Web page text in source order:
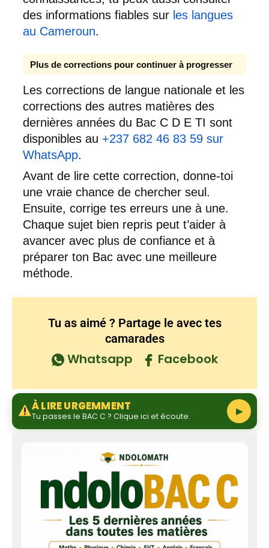
des informations fiables sur les langues
au Cameroun.
Plus de corrections pour continuer à progresser
Les corrections de langue nationale et les
corrections des autres matières des
dernières années du Bac C D E TI sont
disponibles au +237 682 46 83 59 sur
WhatsApp.
Avant de lire cette correction, donne-toi
une vraie chance de chercher seul.
Ensuite, corrige tes erreurs une à une.
Chaque sujet bien repris peut t’aider à
avancer avec plus de confiance et à
préparer ton Bac avec une meilleure
méthode.
Tu as aimé ? Partage le avec tes
camarades
Whatsapp Facebook
À LIRE URGEMMENT
Tu passes le BAC C ? Clique ici et écoute. ▶